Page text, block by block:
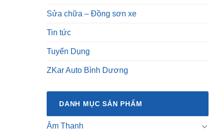
Sửa chữa – Đồng sơn xe
Tin tức
Tuyển Dụng
ZKar Auto Bình Dương
DANH MỤC SẢN PHẨM
Âm Thanh